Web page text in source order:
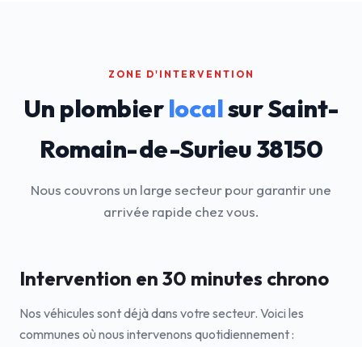
ZONE D'INTERVENTION
Un plombierlocalsur Saint-
Romain-de-Surieu 38150
Nous couvrons un large secteur pour garantir une
arrivée rapide chez vous.
Intervention en 30 minutes chrono
Nos véhicules sont déjà dans votre secteur. Voici les
communes où nous intervenons quotidiennement :